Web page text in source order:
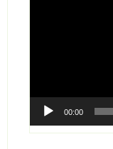
00:00